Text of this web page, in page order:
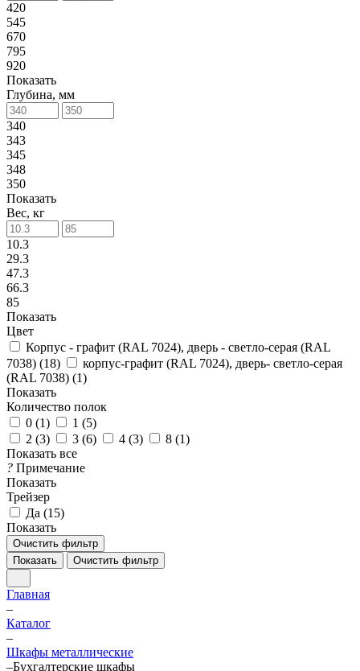
420
545
670
795
920
Показать
Глубина, мм
340
343
345
348
350
Показать
Вес, кг
10.3
29.3
47.3
66.3
85
Показать
Цвет
Корпус - графит (RAL 7024), дверь - светло-серая (RAL
7038) (18)
корпус-графит (RAL 7024), дверь- светло-серая
(RAL 7038) (1)
Показать
Количество полок
0 (1) 1 (5)
2 (3) 3 (6) 4 (3) 8 (1)
Показать все
? Примечание
Показать
Трейзер
Да (15)
Показать
Очистить фильтр
Показать
Очистить фильтр
Главная
–
Каталог
–
Шкафы металлические
–Бухгалтерские шкафы